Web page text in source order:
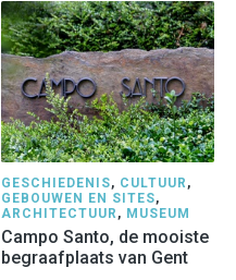
GESCHIEDENIS, CULTUUR ,
GEBOUWEN EN SITES,
ARCHITECTUUR , MUSEUM
Campo Santo, de mooiste
begraafplaats van Gent